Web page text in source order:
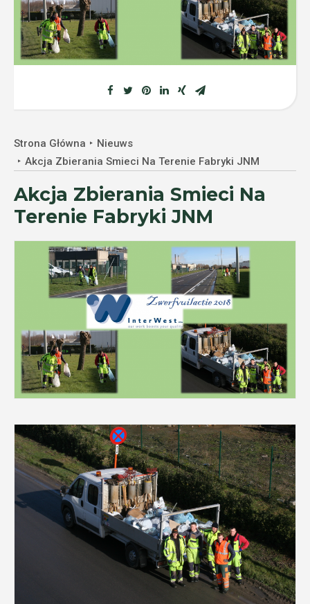
Strona Główna
Nieuws
Akcja Zbierania Smieci Na Terenie Fabryki JNM
Akcja Zbierania Smieci Na
Terenie Fabryki JNM